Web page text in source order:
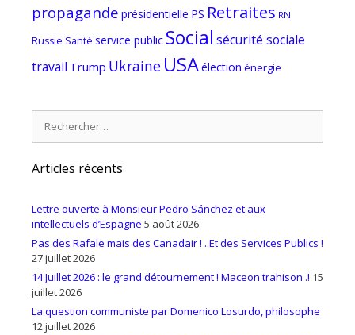
propagande présidentielle PS Retraites RN
Russie Santé service public Social sécurité sociale
travail Trump Ukraine USAélection énergie
Articles récents
Lettre ouverte à Monsieur Pedro Sánchez et aux
intellectuels d’Espagne 5 août 2026
Pas des Rafale mais des Canadair ! ..Et des Services Publics !
27 juillet 2026
14 Juillet 2026 : le grand détournement ! Maceon trahison .! 15
juillet 2026
La question communiste par Domenico Losurdo, philosophe
12 juillet 2026